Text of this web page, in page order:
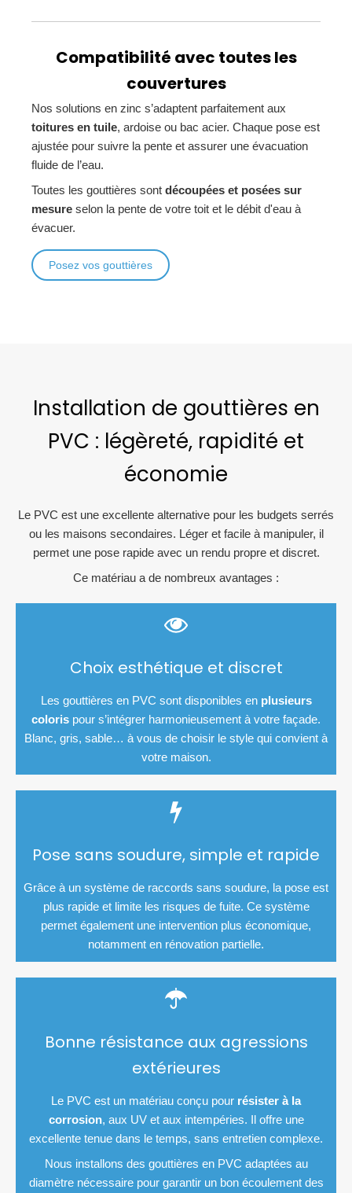
Compatibilité avec toutes les
couvertures
Nos solutions en zinc s’adaptent parfaitement aux
toitures en tuile, ardoise ou bac acier. Chaque pose est
ajustée pour suivre la pente et assurer une évacuation
fluide de l’eau.
Toutes les gouttières sont découpées et posées sur
mesure selon la pente de votre toit et le débit d'eau à
évacuer.
Posez vos gouttières
Installation de gouttières en
PVC : légèreté, rapidité et
économie
Le PVC est une excellente alternative pour les budgets serrés
ou les maisons secondaires. Léger et facile à manipuler, il
permet une pose rapide avec un rendu propre et discret.
Ce matériau a de nombreux avantages :
Choix esthétique et discret
Les gouttières en PVC sont disponibles en plusieurs
coloris pour s’intégrer harmonieusement à votre façade.
Blanc, gris, sable… à vous de choisir le style qui convient à
votre maison.
Pose sans soudure, simple et rapide
Grâce à un système de raccords sans soudure, la pose est
plus rapide et limite les risques de fuite. Ce système
permet également une intervention plus économique,
notamment en rénovation partielle.
Bonne résistance aux agressions
extérieures
Le PVC est un matériau conçu pour résister à la
corrosion, aux UV et aux intempéries. Il offre une
excellente tenue dans le temps, sans entretien complexe.
Nous installons des gouttières en PVC adaptées au
diamètre nécessaire pour garantir un bon écoulement des